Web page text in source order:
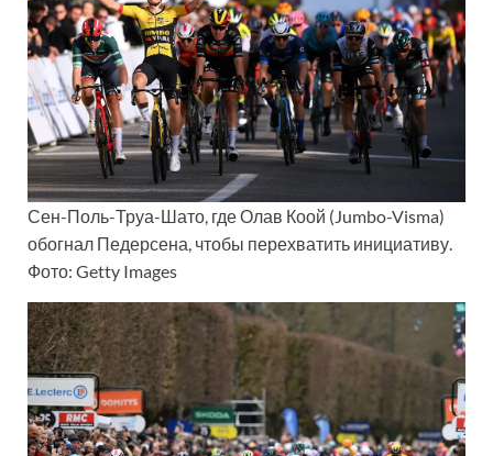
Сен-Поль-Труа-Шато, где Олав Коой (Jumbo-Visma)
обогнал Педерсена, чтобы перехватить инициативу.
Фото: Getty Images